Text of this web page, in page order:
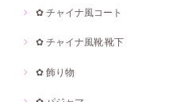
✿ チャイナ風コート
✿ チャイナ風靴·靴下
✿ 飾り物